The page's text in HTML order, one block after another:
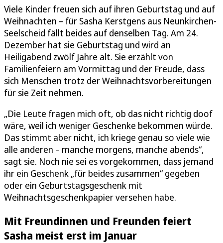
Viele Kinder freuen sich auf ihren Geburtstag und auf
Weihnachten – für Sasha Kerstgens aus Neunkirchen-
Seelscheid fällt beides auf denselben Tag. Am 24.
Dezember hat sie Geburtstag und wird an
Heiligabend zwölf Jahre alt. Sie erzählt von
Familienfeiern am Vormittag und der Freude, dass
sich Menschen trotz der Weihnachtsvorbereitungen
für sie Zeit nehmen.
„Die Leute fragen mich oft, ob das nicht richtig doof
wäre, weil ich weniger Geschenke bekommen würde.
Das stimmt aber nicht, ich kriege genau so viele wie
alle anderen – manche morgens, manche abends“,
sagt sie. Noch nie sei es vorgekommen, dass jemand
ihr ein Geschenk „für beides zusammen“ gegeben
oder ein Geburtstagsgeschenk mit
Weihnachtsgeschenkpapier versehen habe.
Mit Freundinnen und Freunden feiert
Sasha meist erst im Januar